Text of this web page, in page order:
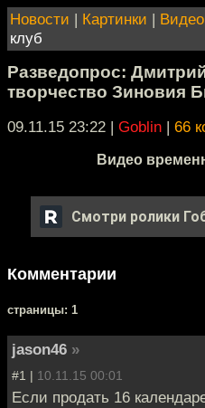
Новости | Картинки | Видео
клуб
Разведопрос:
творчество Зиновия
09.11.15 23:22 | Goblin | 66
Видео
Смотри ролики
Комментарии
cтраницы: 1
jason46 »
#1 | 10.11.15 00:01
Если продать 16